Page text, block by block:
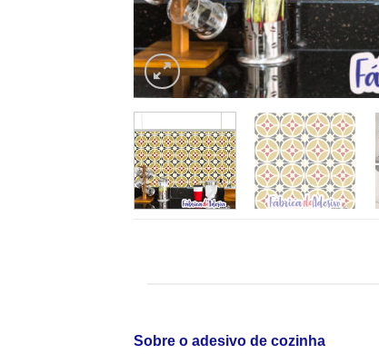
Sobre o adesivo de cozinha